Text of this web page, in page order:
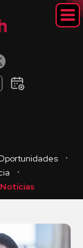
・
・